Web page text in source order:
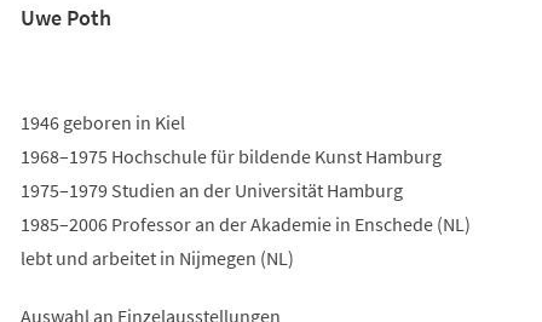
Uwe Poth
1946 geboren in Kiel
1968–1975 Hochschule für bildende Kunst Hamburg
1975–1979 Studien an der Universität Hamburg
1985–2006 Professor an der Akademie in Enschede (NL)
lebt und arbeitet in Nijmegen (NL)
Auswahl an Einzelausstellungen